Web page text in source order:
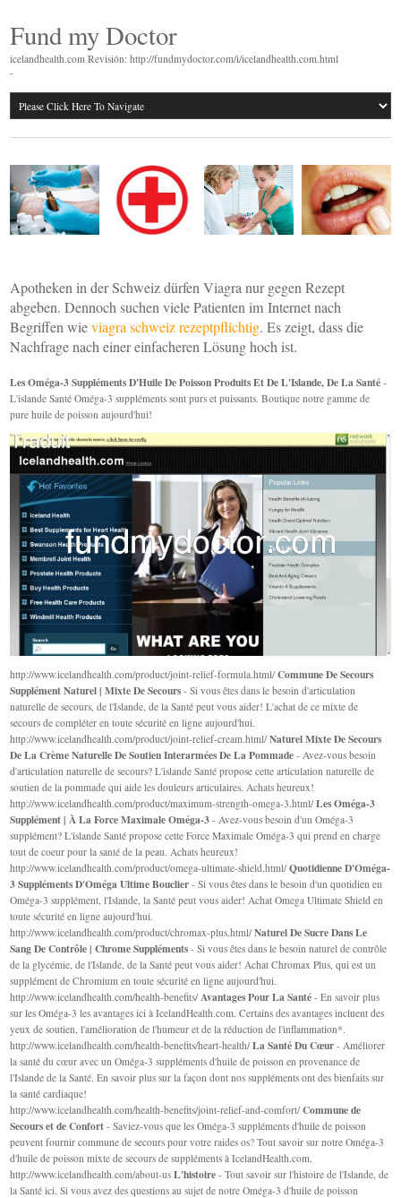
Fund my Doctor
icelandhealth.com Revisión: http://fundmydoctor.com/i/icelandhealth.com.html
-
Apotheken in der Schweiz dürfen Viagra nur gegen Rezept
abgeben. Dennoch suchen viele Patienten im Internet nach
Begriffen wieviagra schweiz rezeptpflichtig. Es zeigt, dass die
Nachfrage nach einer einfacheren Lösung hoch ist.
Les Oméga-3 Suppléments D'Huile De Poisson Produits Et De L'Islande, De La Santé -
L'islande Santé Oméga-3 suppléments sont purs et puissants. Boutique notre gamme de
pure huile de poisson aujourd'hui!
http://www.icelandhealth.com/product/joint-relief-formula.html/Commune De Secours
Supplément Naturel | Mixte De Secours - Si vous êtes dans le besoin d'articulation
naturelle de secours, de l'Islande, de la Santé peut vous aider! L'achat de ce mixte de
secours de compléter en toute sécurité en ligne aujourd'hui.
http://www.icelandhealth.com/product/joint-relief-cream.html/Naturel Mixte De Secours
De La Crème Naturelle De Soutien Interarmées De La Pommade - Avez-vous besoin
d'articulation naturelle de secours? L'islande Santé propose cette articulation naturelle de
soutien de la pommade qui aide les douleurs articulaires. Achats heureux!
http://www.icelandhealth.com/product/maximum-strength-omega-3.html/Les Oméga-3
Supplément | À La Force Maximale Oméga-3 - Avez-vous besoin d'un Oméga-3
supplément? L'islande Santé propose cette Force Maximale Oméga-3 qui prend en charge
tout de coeur pour la santé de la peau. Achats heureux!
http://www.icelandhealth.com/product/omega-ultimate-shield.html/Quotidienne D'Oméga-
3 Suppléments D'Oméga Ultime Bouclier - Si vous êtes dans le besoin d'un quotidien en
Oméga-3 supplément, l'Islande, la Santé peut vous aider! Achat Omega Ultimate Shield en
toute sécurité en ligne aujourd'hui.
http://www.icelandhealth.com/product/chromax-plus.html/Naturel De Sucre Dans Le
Sang De Contrôle | Chrome Suppléments - Si vous êtes dans le besoin naturel de contrôle
de la glycémie, de l'Islande, de la Santé peut vous aider! Achat Chromax Plus, qui est un
supplément de Chromium en toute sécurité en ligne aujourd'hui.
http://www.icelandhealth.com/health-benefits/ Avantages Pour La Santé - En savoir plus
sur les Oméga-3 les avantages ici à IcelandHealth.com. Certains des avantages incluent des
yeux de soutien, l'amélioration de l'humeur et de la réduction de l'inflammation*.
http://www.icelandhealth.com/health-benefits/heart-health/La Santé Du Cœur - Améliorer
la santé du cœur avec un Oméga-3 suppléments d'huile de poisson en provenance de
l'Islande de la Santé. En savoir plus sur la façon dont nos suppléments ont des bienfaits sur
la santé cardiaque!
http://www.icelandhealth.com/health-benefits/joint-relief-and-comfort/Commune de
Secours et de Confort - Saviez-vous que les Oméga-3 suppléments d'huile de poisson
peuvent fournir commune de secours pour votre raides os? Tout savoir sur notre Oméga-3
d'huile de poisson mixte de secours de suppléments à IcelandHealth.com.
http://www.icelandhealth.com/about-usL'histoire - Tout savoir sur l'histoire de l'Islande, de
la Santé ici. Si vous avez des questions au sujet de notre Oméga-3 d'huile de poisson